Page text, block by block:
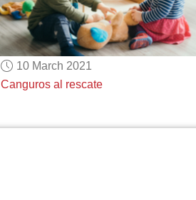
10 March 2021
Canguros al rescate